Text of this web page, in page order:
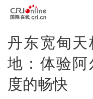
丹东宽甸
地：体验阿
度的畅快